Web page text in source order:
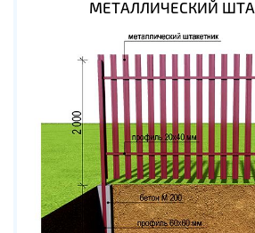
МЕТАЛЛИЧЕСКИЙ